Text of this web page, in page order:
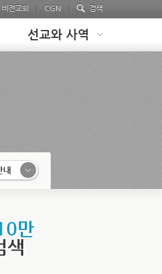
비전교회 CGN 검색
선교와 사역
내
만
색